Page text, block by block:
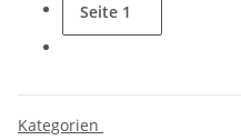
Seite 1
Kategorien